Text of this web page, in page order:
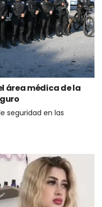
área médica de la
seguridad en las